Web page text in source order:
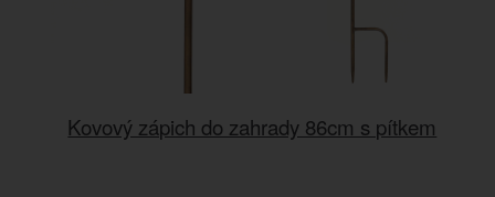
Kovový zápich do zahrady 86cm s pítkem